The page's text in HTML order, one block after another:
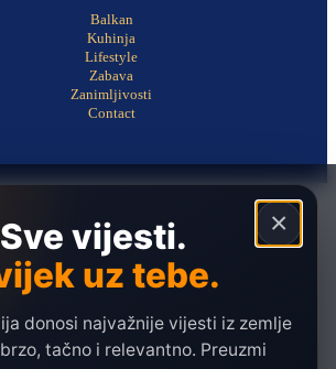
Balkan
Kuhinja
Lifestyle
Zabava
Zanimljivosti
Contact
×
Sve vijesti.
uz tebe.
donosi najvažnije vijesti iz zemlje
tačno i relevantno. Preuzmi